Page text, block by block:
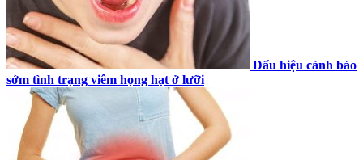
Dấu hiệu cảnh báo
sớm tình trạng viêm họng hạt ở lưỡi